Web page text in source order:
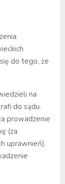
do tego, że
na
do sądu.
prowadzenie
(za
uprawnień).